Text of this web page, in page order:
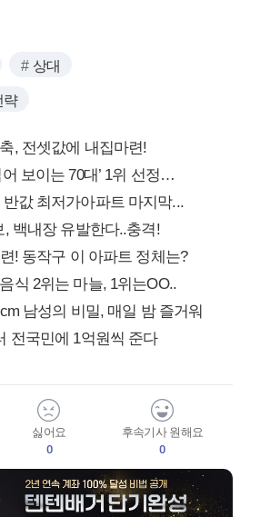
상대
략
, 전셋값에 내집마련!
보이는 70대’ 1위 선정…
값 최저가아파트 마지막...
, 백내장 유발한다..충격!
! 동작구 이 아파트 정체는?
식 2위는 마늘, 1위는OO..
남성의 비밀, 매일 밤 즐거워
전국민에 1억원씩 준다
싫어요
0
후속기사 원해요
0